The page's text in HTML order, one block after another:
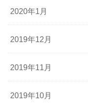
2020年1月
2019年12月
2019年11月
2019年10月